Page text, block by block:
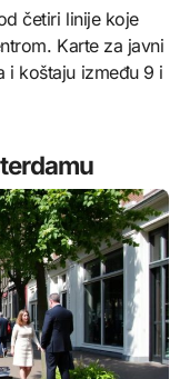
četiri linije koje
Karte za javni
i koštaju između 9 i